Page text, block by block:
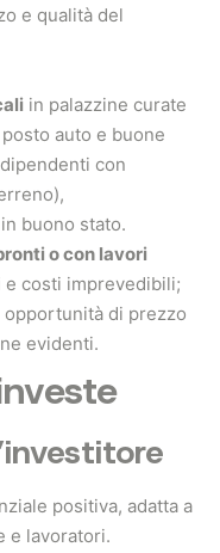
e qualità del
in palazzine curate
auto e buone
con
buono stato.
o con lavori
costi imprevedibili;
di prezzo
evidenti.
positiva, adatta a
e lavoratori.